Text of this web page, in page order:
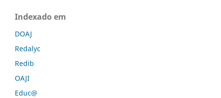
Indexado em
DOAJ
Redalyc
Redib
OAJI
Educ@